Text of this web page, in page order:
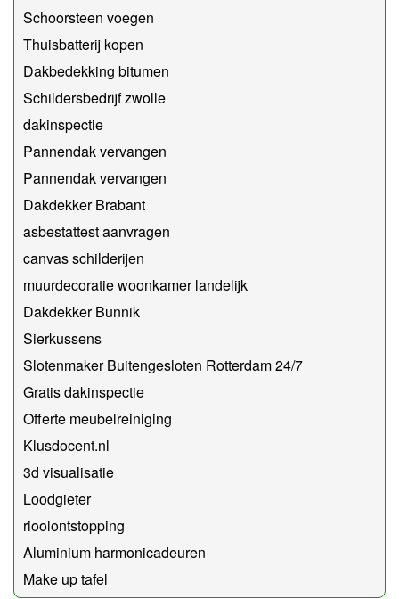
Schoorsteen voegen
Thuisbatterij kopen
Dakbedekking bitumen
Schildersbedrijf zwolle
dakinspectie
Pannendak vervangen
Pannendak vervangen
Dakdekker Brabant
asbestattest aanvragen
canvas schilderijen
muurdecoratie woonkamer landelijk
Dakdekker Bunnik
Sierkussens
Slotenmaker Buitengesloten Rotterdam 24/7
Gratis dakinspectie
Offerte meubelreiniging
Klusdocent.nl
3d visualisatie
Loodgieter
rioolontstopping
Aluminium harmonicadeuren
Make up tafel